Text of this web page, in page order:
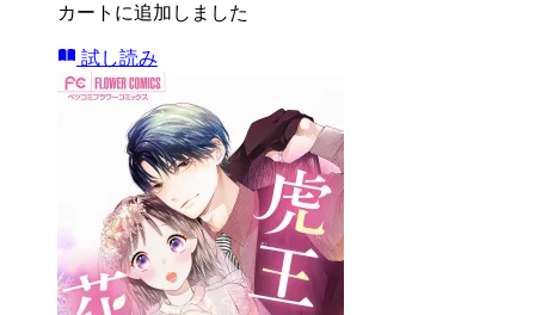
カートに追加しました
試し読み